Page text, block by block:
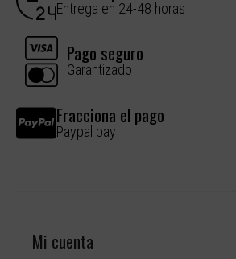
Entrega en 24-48 horas
Pago seguro
Garantizado
Fracciona el pago
Paypal pay
Mi cuenta